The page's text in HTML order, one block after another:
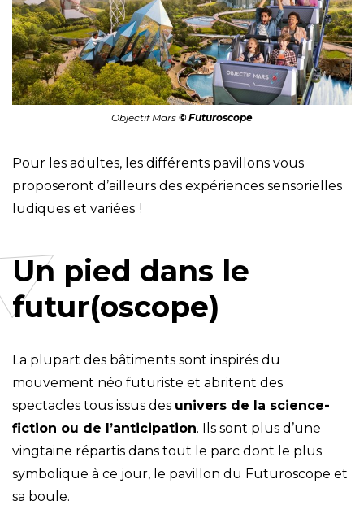
Objectif Mars © Futuroscope
Pour les adultes, les différents pavillons vous
proposeront d’ailleurs des expériences sensorielles
ludiques et variées !
Un pied dans le
futur(oscope)
La plupart des bâtiments sont inspirés du
mouvement néo futuriste et abritent des
spectacles tous issus des univers de la science-
fiction ou de l’anticipation. Ils sont plus d’une
vingtaine répartis dans tout le parc dont le plus
symbolique à ce jour, le pavillon du Futuroscope et
sa boule.